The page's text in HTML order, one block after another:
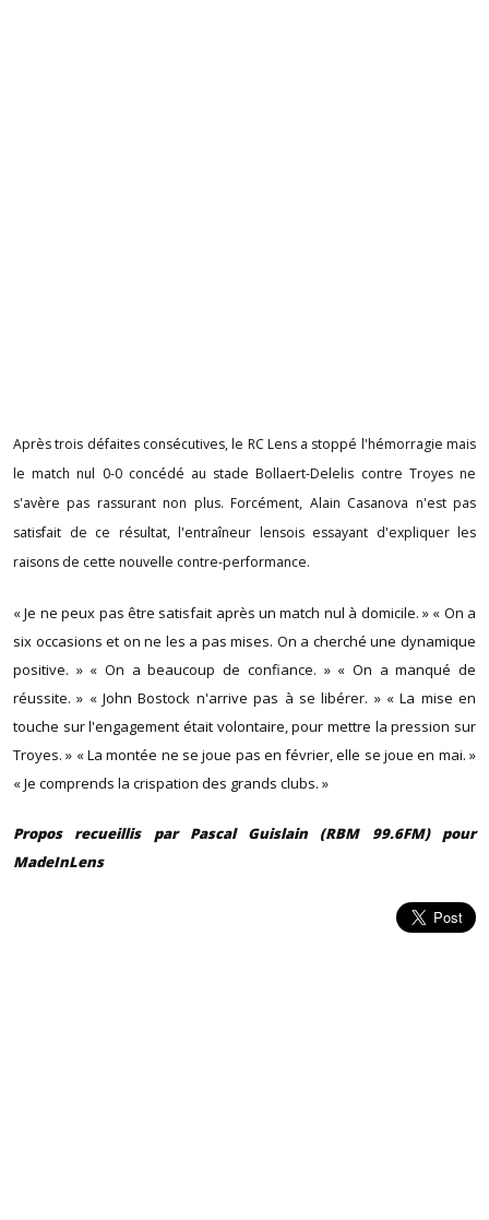
Après trois défaites consécutives, le RC Lens a stoppé l'hémorragie mais
le match nul 0-0 concédé au stade Bollaert-Delelis contre Troyes ne
s'avère pas rassurant non plus. Forcément, Alain Casanova n'est pas
satisfait de ce résultat, l'entraîneur lensois essayant d'expliquer les
raisons de cette nouvelle contre-performance.
« Je ne peux pas être satisfait après un match nul à domicile. » « On a
six occasions et on ne les a pas mises. On a cherché une dynamique
positive. » « On a beaucoup de confiance. » « On a manqué de
réussite. » « John Bostock n'arrive pas à se libérer. » « La mise en
touche sur l'engagement était volontaire, pour mettre la pression sur
Troyes. » « La montée ne se joue pas en février, elle se joue en mai. »
« Je comprends la crispation des grands clubs. »
Propos recueillis par Pascal Guislain (RBM 99.6FM) pour
MadeInLens